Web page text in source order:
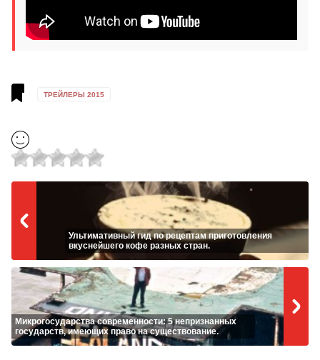
ТРЕЙЛЕРЫ 2015
Ультимативный гид по рецептам приготовления
вкуснейшего кофе разных стран.
Микрогосударства современности: 5 непризнанных
государств, имеющих право на существование.